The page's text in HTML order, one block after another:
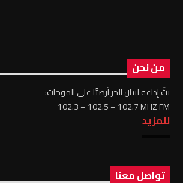
من نحن
بثّ إذاعة لبنان الحر أرضيًّا على الموجات:
102.3 – 102.5 – 102.7 MHZ FM
للمزيد
تواصل معنا